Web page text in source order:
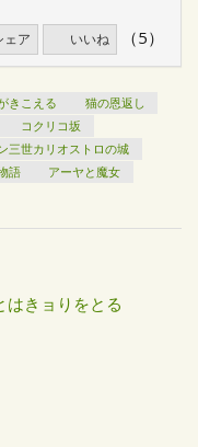
ェア いいね （5）
きこえる
猫の恩返し
コクリコ坂
三世カリオストロの城
語
アーヤと魔女
はきョりをとる